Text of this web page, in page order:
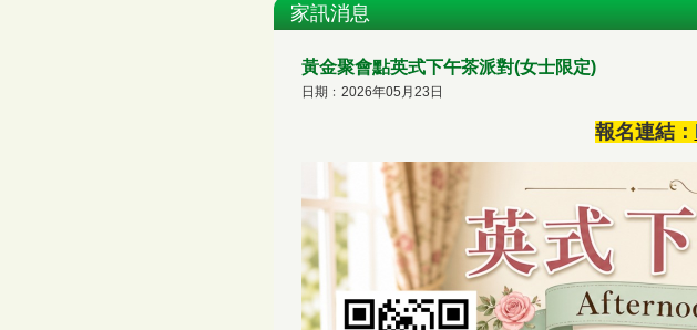
家訊消息
黃金聚會點英式下午茶派對(女士限定)
日期﹕2026年05月23日
報名連結：